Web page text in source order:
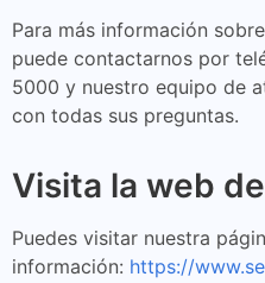
Para más información
puede contactarnos por
5000 y nuestro equipo de
con todas sus preguntas.
Visita la web
Puedes visitar nuestra
información: https://